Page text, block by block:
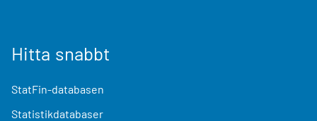
Hitta snabbt
StatFin-databasen
Statistikdatabaser